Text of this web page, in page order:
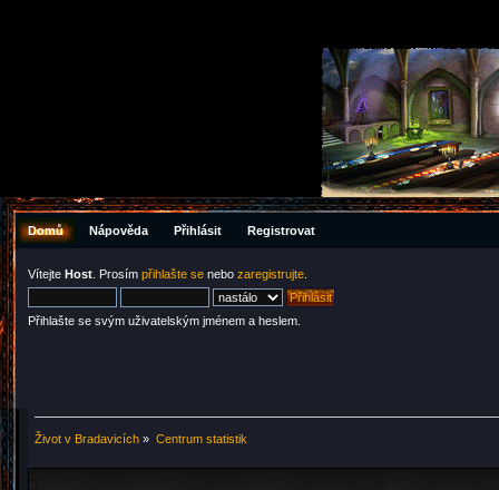
Domů Nápověda Přihlásit Registrovat
Vítejte Host . Prosím přihlašte se nebo zaregistrujte
Přihlašte se svým uživatelským jménem a heslem.
Život v Bradavicích » Centrum statistik